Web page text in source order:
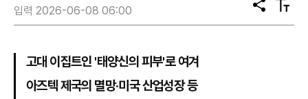
입력 2026-06-08 06:00
공
유
텍
스
고대 이집트인 '태양신의 피부'로 여겨
아즈텍 제국의 멸망·미국 산업성장 등